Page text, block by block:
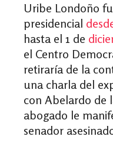
Uribe Londoño
presidencial
hasta el 1 de
el Centro
retiraría de la
una charla del
con Abelardo de
abogado le
senador